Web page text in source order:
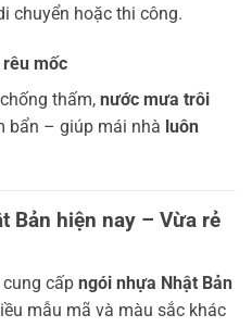
chuyển hoặc thi công.
mốc
thấm, nước mưa trôi
bẩn – giúp mái nhà luôn
Bản hiện nay – Vừa rẻ
cung cấp ngói nhựa Nhật Bản
mẫu mã và màu sắc khác